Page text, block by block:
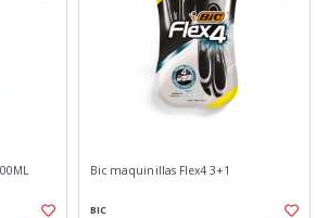
Bic maquinillas Flex4 3+1
BIC